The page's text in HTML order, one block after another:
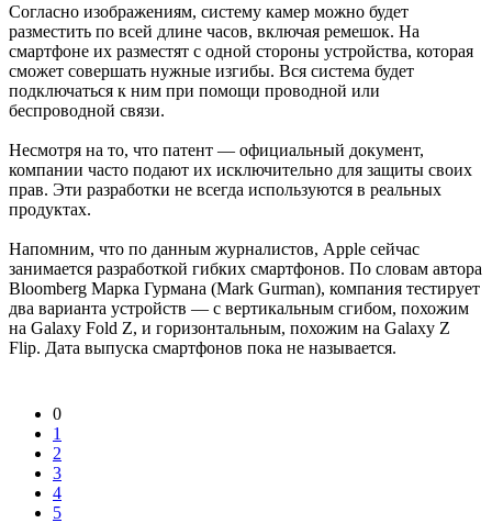
Согласно изображениям, систему камер можно будет
разместить по всей длине часов, включая ремешок. На
смартфоне их разместят с одной стороны устройства, которая
сможет совершать нужные изгибы. Вся система будет
подключаться к ним при помощи проводной или
беспроводной связи.
Несмотря на то, что патент — официальный документ,
компании часто подают их исключительно для защиты своих
прав. Эти разработки не всегда используются в реальных
продуктах.
Напомним, что по данным журналистов, Apple сейчас
занимается разработкой гибких смартфонов. По словам автора
Bloomberg Марка Гурмана (Mark Gurman), компания тестирует
два варианта устройств — с вертикальным сгибом, похожим
на Galaxy Fold Z, и горизонтальным, похожим на Galaxy Z
Flip. Дата выпуска смартфонов пока не называется.
0
1
2
3
4
5